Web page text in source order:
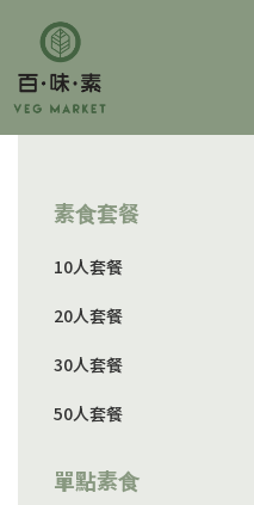
素⻝套餐
10人套餐
20人套餐
30人套餐
50人套餐
單點素⻝